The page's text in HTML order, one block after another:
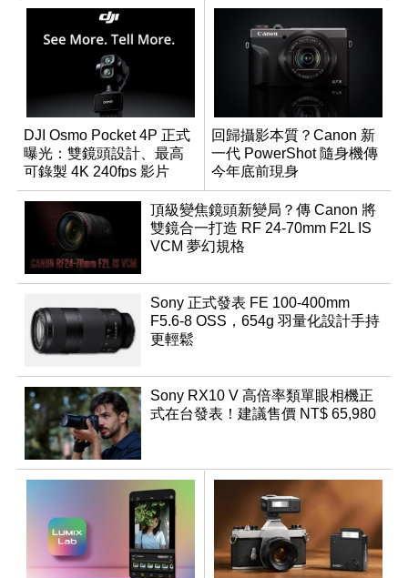
DJI Osmo Pocket 4P 正式
曝光：雙鏡頭設計、最高
可錄製 4K 240fps 影片
回歸攝影本質？Canon 新
一代 PowerShot 隨身機傳
今年底前現身
頂級變焦鏡頭新變局？傳 Canon 將
雙鏡合一打造 RF 24-70mm F2L IS
VCM 夢幻規格
Sony 正式發表 FE 100-400mm
F5.6-8 OSS，654g 羽量化設計手持
更輕鬆
Sony RX10 V 高倍率類單眼相機正
式在台發表！建議售價 NT$ 65,980